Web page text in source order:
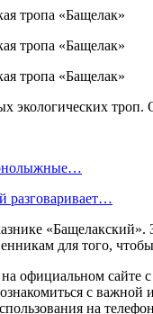
экологических
разговаривает…
для того,
официальном сайте
с
на